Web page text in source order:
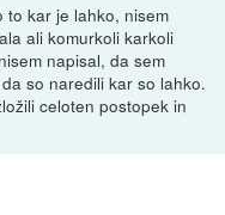
to kar je lahko, nisem
ali komurkoli karkoli
napisal, da sem
so naredili kar so lahko.
celoten postopek in